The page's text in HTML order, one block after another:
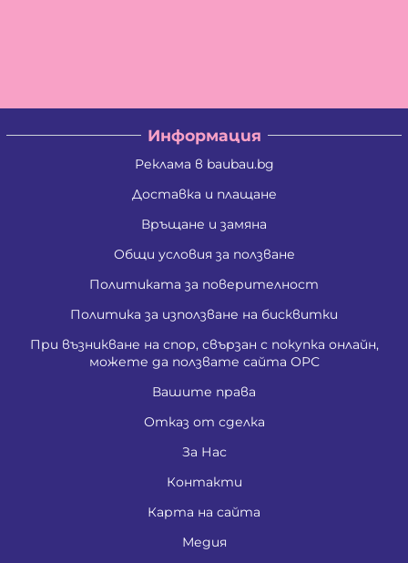
Информация
Реклама в baubau.bg
Доставка и плащане
Връщане и замяна
Общи условия за ползване
Политиката за поверителност
Политика за използване на бисквитки
При възникване на спор, свързан с покупка онлайн,
можете да ползвате сайта ОРС
Вашите права
Отказ от сделка
За Нас
Контакти
Карта на сайта
Медия